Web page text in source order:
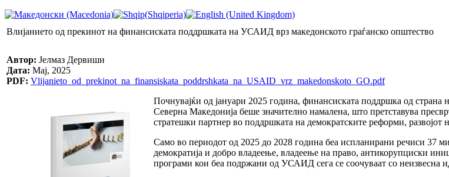
Влијанието од прекинот на финансиската поддршката на УСАИД врз македонското граѓанско општество
Автор: Јелмаз Дервиши
Дата: Мај, 2025
PDF: Vlijanieto_od_prekinot_na_finansiskata_poddrshkata_na_USAID_vrz_makedonskoto_GO.pdf
Почнувајќи од јануари 2025 година, финансиската поддршка од
Северна Македонија беше значително намалена, што претставува
стратешки партнер во поддршката на демократските реформи, развојот
Само во периодот од 2025 до 2028 година беа испланирани речиси 37
демократија и добро владеење, владеење на право, антикорупциски
програми кои беа подржани од УСАИД сега се соочуваат со неизвесна